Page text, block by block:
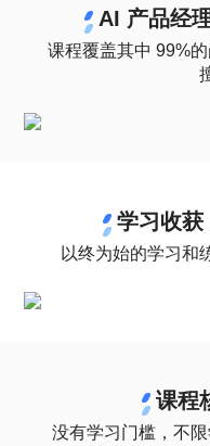
AI 产品经
课程覆盖其中 99%
学习收获
以终为始的学习和
课程
没有学习门槛，不